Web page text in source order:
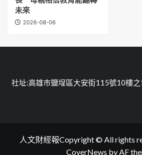
未來
2026-08-06
社址:高雄市鹽埕區大安街115號10樓
人文財經報Copyright © All rights
CoverNews by AF